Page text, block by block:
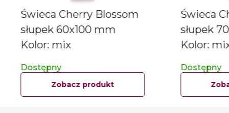
Świeca Cherry Blossom
słupek 60x100 mm
Kolor: mix
Dostępny
Zobacz produkt
Świeca
słupek
Kolor:
Dostępny